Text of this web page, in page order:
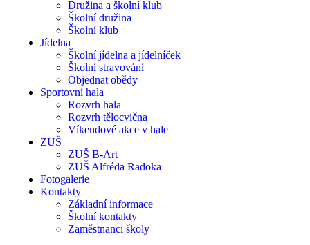
Družina a školní klub
Školní družina
Školní klub
Jídelna
Školní jídelna a jídelníček
Školní stravování
Objednat obědy
Sportovní hala
Rozvrh hala
Rozvrh tělocvična
Víkendové akce v hale
ZUŠ
ZUŠ B-Art
ZUŠ Alfréda Radoka
Fotogalerie
Kontakty
Základní informace
Školní kontakty
Zaměstnanci školy